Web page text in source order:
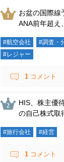
お盆の国際
ANA前年超え
#航空会社 #調査・
#レジャー
1 コメント
HIS、株主優
の自己株式取
#旅行会社 #経営
1 コメント